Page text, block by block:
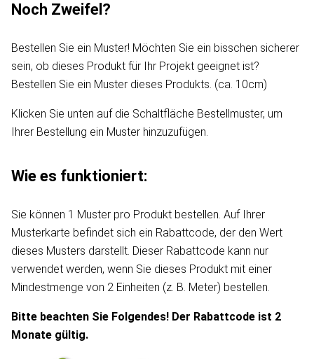
Noch Zweifel?
Bestellen Sie ein Muster! Möchten Sie ein bisschen sicherer
sein, ob dieses Produkt für Ihr Projekt geeignet ist?
Bestellen Sie ein Muster dieses Produkts. (ca. 10cm)
Klicken Sie unten auf die Schaltfläche Bestellmuster, um
Ihrer Bestellung ein Muster hinzuzufügen.
Wie es funktioniert:
Sie können 1 Muster pro Produkt bestellen. Auf Ihrer
Musterkarte befindet sich ein Rabattcode, der den Wert
dieses Musters darstellt. Dieser Rabattcode kann nur
verwendet werden, wenn Sie dieses Produkt mit einer
Mindestmenge von 2 Einheiten (z. B. Meter) bestellen.
Bitte beachten Sie Folgendes! Der Rabattcode ist 2
Monate gültig.